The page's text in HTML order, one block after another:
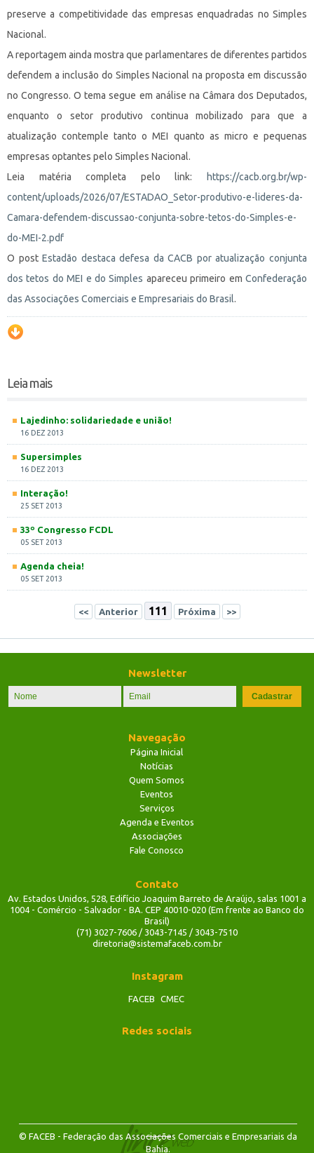
preserve a competitividade das empresas enquadradas no Simples
Nacional.
A reportagem ainda mostra que parlamentares de diferentes partidos
defendem a inclusão do Simples Nacional na proposta em discussão
no Congresso. O tema segue em análise na Câmara dos Deputados,
enquanto o setor produtivo continua mobilizado para que a
atualização contemple tanto o MEI quanto as micro e pequenas
empresas optantes pelo Simples Nacional.
Leia matéria completa pelo link: https://cacb.org.br/wp-
content/uploads/2026/07/ESTADAO_Setor-produtivo-e-lideres-da-
Camara-defendem-discussao-conjunta-sobre-tetos-do-Simples-e-
do-MEI-2.pdf
O postEstadão destaca defesa da CACB por atualização conjunta
dos tetos do MEI e do Simples apareceu primeiro emConfederação
das Associações Comerciais e Empresariais do Brasil.
Leia mais
Lajedinho: solidariedade e união!
16 DEZ 2013
Supersimples
16 DEZ 2013
Interação!
25 SET 2013
33º Congresso FCDL
05 SET 2013
Agenda cheia!
05 SET 2013
<< Anterior 111 Próxima >>
Newsletter
Navegação
Página Inicial
Notícias
Quem Somos
Eventos
Serviços
Agenda e Eventos
Associações
Fale Conosco
Contato
Av. Estados Unidos, 528, Edifício Joaquim Barreto de Araújo, salas 1001 a
1004 - Comércio - Salvador - BA. CEP 40010-020 (Em frente ao Banco do
Brasil)
(71) 3027-7606 / 3043-7145 / 3043-7510
diretoria@sistemafaceb.com.br
Instagram
FACEB CMEC
© FACEB - Federação das Associações Comerciais e Empresariais da
Bahia.
Redes sociais